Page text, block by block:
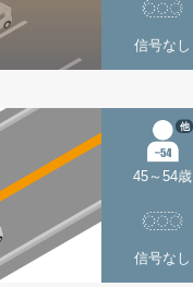
信号なし
45～54歳
他
信号なし